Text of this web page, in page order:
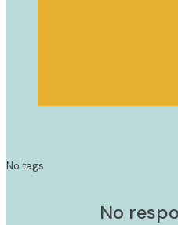
No tags
No